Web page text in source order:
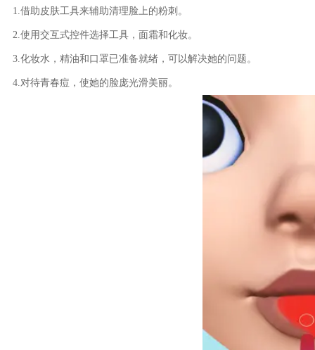
1.借助皮肤工具来辅助清理脸上的粉刺。
2.使用交互式控件选择工具，面霜和化妆。
3.化妆水，精油和口罩已准备就绪，可以解决她的问题。
4.对待青春痘，使她的脸庞光滑美丽。